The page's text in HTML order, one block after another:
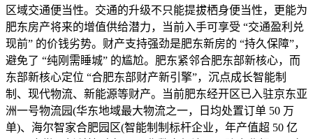
区域交通便当性。交通的升级不只能提拔栖身便当性，更能为
肥东房产将来的增值供给潜力，当前入手可享受 “交通盈利兑
现前” 的价钱劣势。财产支持强劲是肥东新房的 “持久保障”，
避免了 “纯刚需睡城” 的尴尬。肥东紧邻合肥东部新核心，而
东部新核心定位 “合肥东部财产新引擎”，沉点成长智能制
制、现代物流、新能源等财产。当前肥东经开区已入驻京东亚
洲一号物流园(华东地域最大物流之一，日均处置订单 50 万
单)、海尔智家合肥园区(智能制制标杆企业，年产值超 50 亿